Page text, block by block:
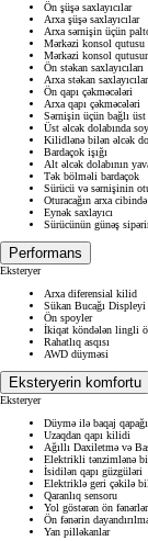
Ön şüşə saxlayıcılar
Arxa şüşə saxlayıcılar
Arxa sərnişin üçün
Mərkəzi konsol qutusu
Mərkəzi konsol
Ön stəkan saxlayıcıları
Arxa stəkan
Ön qapı çəkməcələri
Arxa qapı çəkməcələri
Sərnişin üçün bağlı
Üst əlcək dolabında
Kilidlənə bilən əlcək
Bardaçok işığı
Alt əlcək dolabının
Tək bölməli bardaçok
Sürücü və sərnişinin
Oturacağın arxa
Eynək saxlayıcı
Sürücünün günəş
Performans
Eksteryer
Arxa diferensial kilid
Sükan Bucağı Displeyi
Ön spoyler
İkiqat köndələn lingli
Rahatlıq asqısı
AWD düyməsi
Eksteryerin komfortu
Eksteryer
Düymə ilə baqaj
Uzaqdan qapı kilidi
Ağıllı Daxiletmə və
Elektrikli tənzimlənə
İsidilən qapı güzgüləri
Elektriklə geri çəkilə
Qaranlıq sensoru
Yol göstərən ön fənərlər
Ön fənərin
Yan pilləkanlar